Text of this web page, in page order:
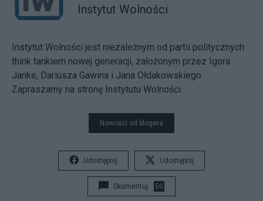
Instytut Wolności
Instytut Wolności jest niezależnym od partii politycznych
think tankiem nowej generacji, założonym przez Igora
Janke, Dariusza Gawina i Jana Ołdakowskiego.
Zapraszamy na stronę Instytutu Wolności.
Nowości od blogera
Udostępnij Udostępnij
Skomentuj 50